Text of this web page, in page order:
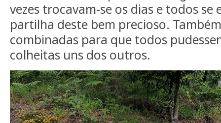
vezes trocavam-se os dias e todos se
partilha deste bem precioso.
combinadas para que todos
colheitas uns dos outros.